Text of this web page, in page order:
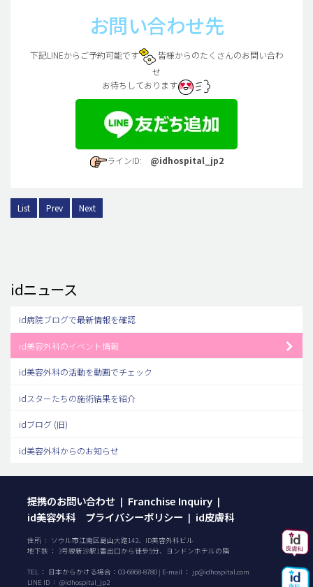
お問い合わせ先
下記LINEからご予約可能です
皆様からのたくさんのお問い合わ
せ
お待ちしております
ラインID: @idhospital_jp2
List Prev Next
idニュース
id病院ブログで最新情報を確認
id美容外科のイベント情報
id美容外科の活動を動画でチェック
idスターたちの施術結果を紹介
idブログ (旧)
id美容外科からのお知らせ
提携のお問い合わせ Franchise Inquiry
id美容外科 プライバシーポリシー id皮膚科
住所 ： ソウル市江南区島山大路142、ID美容外科ビル
地下鉄 ： 3号線新沙駅1番出口から徒歩5分、ヨンドンホテルの隣
TEL ： 日本からかける場合： 03-6868-8780 | E-mail ： jp@idhospital.com
LINE ID ： @idhospital_jp2